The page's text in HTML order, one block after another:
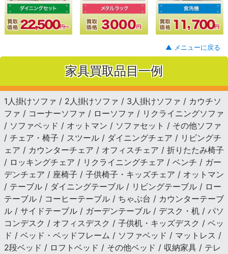
▲ メニューに戻る
家具買取品目一例
1人掛けソファ / 2人掛けソファ / 3人掛けソファ / カウチソ
ファ / コーナーソファ / ローソファ / リクライニングソファ
/ ソファベッド / オットマン / ソファセット / その他ソファ
/ チェア・椅子 / スツール / ダイニングチェア / リビングチ
ェア / カウンターチェア / オフィスチェア / 折りたたみ椅子
/ ロッキングチェア / リクライニングチェア / ベンチ / ガー
デンチェア / 座椅子 / 子供椅子・キッズチェア / オットマン
/ テーブル / ダイニングテーブル / リビングテーブル / ロー
テーブル / コーヒーテーブル / ちゃぶ台 / カウンターテーブ
ル / サイドテーブル / ガーデンテーブル / デスク・机 / パソ
コンデスク / オフィスデスク / 子供机・キッズデスク / ベッ
ド / ベッド・ベッドフレーム / ソファベッド / マットレス /
2段ベッド / ロフトベッド / その他ベッド / 収納家具 / テレ